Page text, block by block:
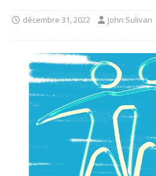
décembre 31, 2022 John Sulivan